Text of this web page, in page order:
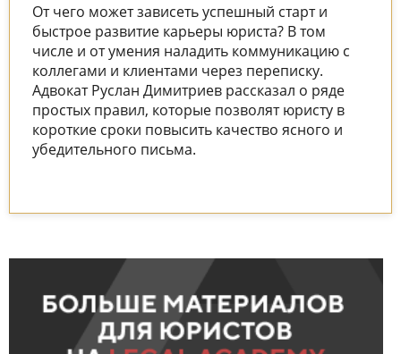
От чего может зависеть успешный старт и
быстрое развитие карьеры юриста? В том
числе и от умения наладить коммуникацию с
коллегами и клиентами через переписку.
Адвокат Руслан Димитриев рассказал о ряде
простых правил, которые позволят юристу в
короткие сроки повысить качество ясного и
убедительного письма.